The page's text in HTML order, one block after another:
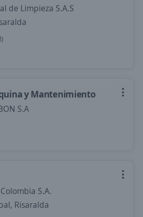
de Limpieza S.A.S
y Mantenimiento
S.A
S.A.
Risaralda